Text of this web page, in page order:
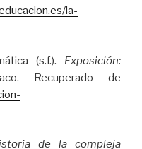
la-
(s.f.). Exposición:
Recuperado de
de la compleja